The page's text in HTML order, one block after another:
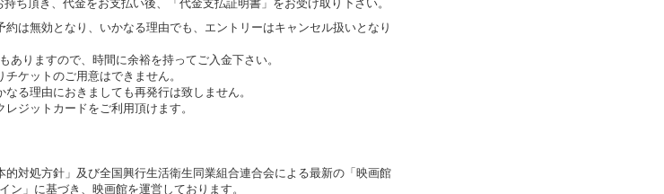
は無効となり、いかなる理由でも、エントリーはキャンセル扱いとなり
りますので、時間に余裕を持ってご入金下さい。
ケットのご用意はできません。
る理由におきましても再発行は致しません。
ジットカードをご利用頂けます。
対処方針」及び全国興行生活衛生同業組合連合会による最新の「映画館
」に基づき、映画館を運営しております。